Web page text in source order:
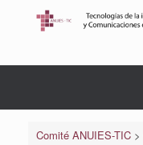
Comité ANUIES-TIC>